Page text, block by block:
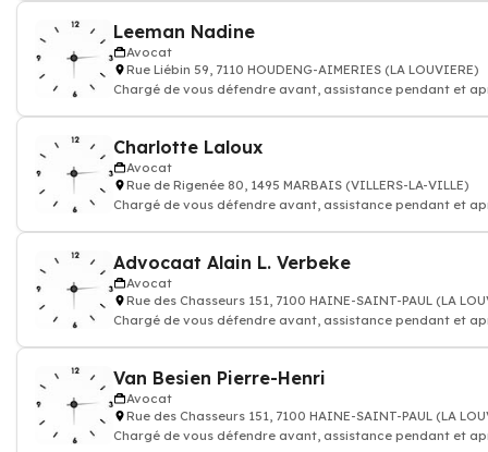
Leeman Nadine
Avocat
Rue Liébin 59, 7110 HOUDENG-AIMERIES (LA LOUVIERE)
Chargé de vous défendre avant, assistance pendant et
Charlotte Laloux
Avocat
Rue de Rigenée 80, 1495 MARBAIS (VILLERS-LA-VILLE)
Chargé de vous défendre avant, assistance pendant et
Advocaat Alain L. Verbeke
Avocat
Rue des Chasseurs 151, 7100 HAINE-SAINT-PAUL (LA
Chargé de vous défendre avant, assistance pendant et
Van Besien Pierre-Henri
Avocat
Rue des Chasseurs 151, 7100 HAINE-SAINT-PAUL (LA
Chargé de vous défendre avant, assistance pendant et